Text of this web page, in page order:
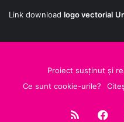
Link download logo vectorial
Proiect susținut și
Ce sunt cookie-urile?
RSS